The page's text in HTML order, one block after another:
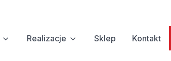
Realizacje Sklep Kontakt